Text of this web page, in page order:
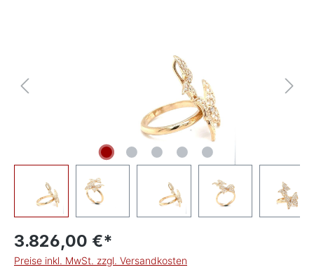
3.826,00 €*
Preise inkl. MwSt. zzgl. Versandkosten